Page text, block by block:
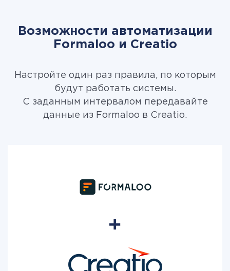
Возможности автоматизации
Formaloo и Creatio
Настройте один раз правила, по которым
будут работать системы.
С заданным интервалом передавайте
данные из Formaloo в Creatio.